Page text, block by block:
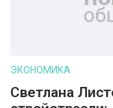
ЭКОНОМИКА
Светлана